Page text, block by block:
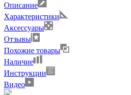
Описание
Характеристики
Аксессуары
Отзывы
Похожие товары
Наличие
Инструкции
Видео